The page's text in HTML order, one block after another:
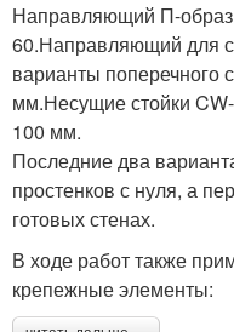
Направляющий П-
60.Направляющий для
варианты поперечного
мм.Несущие стойки
100 мм.
Последние два
простенков с нуля, а
готовых стенах.
В ходе работ также
крепежные элементы: